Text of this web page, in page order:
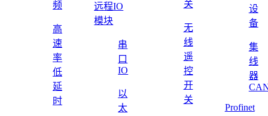
频
高
速
率
低
延
时
远程IO
模块
串
口
IO
以
太
关
无
线
遥
控
开
关
设
备
集
线
器
Profinet